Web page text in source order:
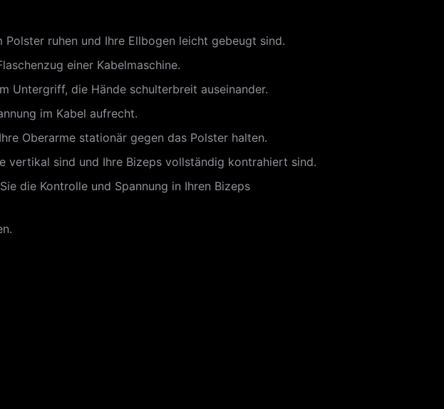
ruhen und Ihre Ellbogen leicht gebeugt sind.
einer Kabelmaschine.
Untergriff, die Hände schulterbreit auseinander.
im Kabel aufrecht.
Oberarme stationär gegen das Polster halten.
vertikal sind und Ihre Bizeps vollständig kontrahiert sind.
die Kontrolle und Spannung in Ihren Bizeps